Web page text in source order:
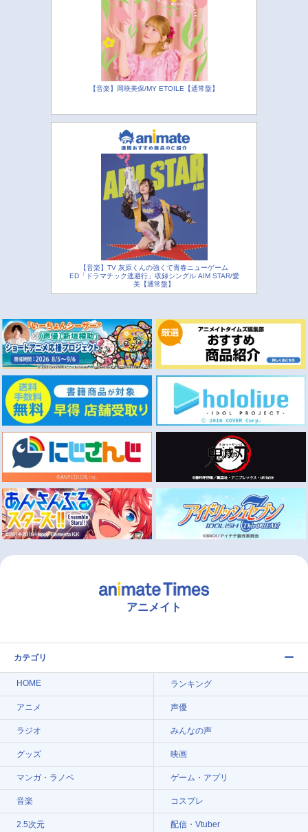
【音楽】岡咲美保/MY ETOILE【通常盤】
【音楽】TV 灰原くんの強くて青春ニューゲーム
ED「ドラマチック逃避行」収録シングル AIM STAR/愛
美【通常盤】
アニメイト
カテゴリ
HOME ランキング
アニメ 声優
ラジオ みんなの声
グッズ 映画
マンガ・ラノベ ゲーム・アプリ
音楽 コスプレ
2.5次元 配信・Vtuber